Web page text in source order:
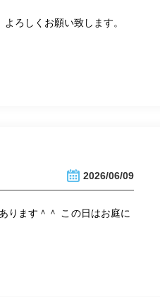
ろしくお願い致します。
2026/06/09
ります＾＾ この日はお庭に